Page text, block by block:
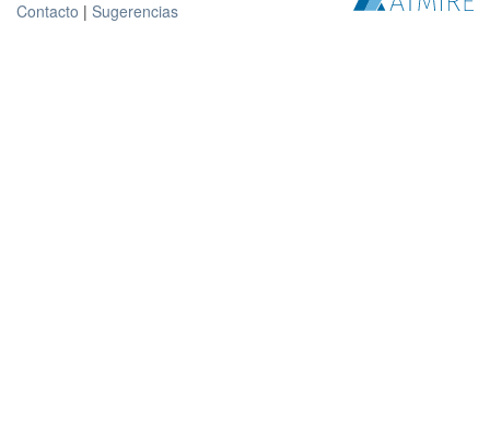
Contacto | Sugerencias